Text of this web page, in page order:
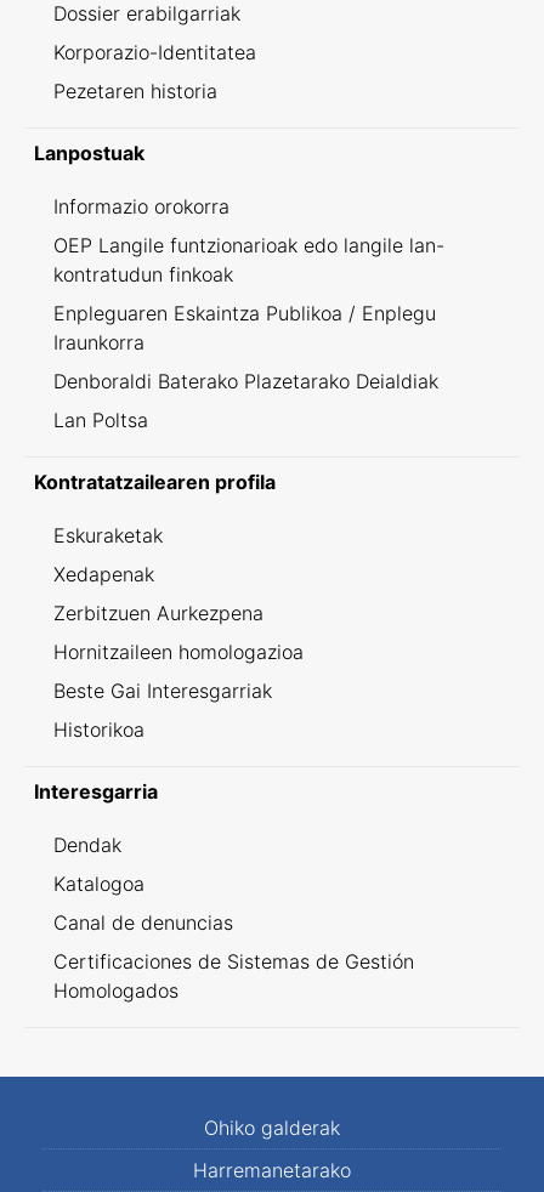
Dossier erabilgarriak
Korporazio-Identitatea
Pezetaren historia
Lanpostuak
Informazio orokorra
OEP Langile funtzionarioak edo langile lan-
kontratudun finkoak
Enpleguaren Eskaintza Publikoa / Enplegu
Iraunkorra
Denboraldi Baterako Plazetarako Deialdiak
Lan Poltsa
Kontratatzailearen profila
Eskuraketak
Xedapenak
Zerbitzuen Aurkezpena
Hornitzaileen homologazioa
Beste Gai Interesgarriak
Historikoa
Interesgarria
Dendak
Katalogoa
Canal de denuncias
Certificaciones de Sistemas de Gestión
Homologados
Ohiko galderak
Harremanetarako